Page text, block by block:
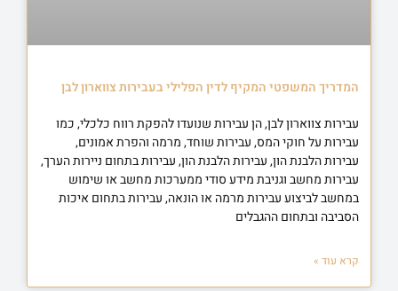
המדריך המשפטי המקיף לדין הפלילי בעבירות צווארון לבן
עבירות צווארון לבן, הן עבירות שנועדו להפקת רווח כלכלי, כמו
עבירות על חוקי המס, עבירות שוחד, מרמה והפרת אמונים,
עבירות הלבנת הון, עבירות הלבנת הון, עבירות בתחום ניירות הערך,
עבירות מחשב וגניבת מידע סודי ממערכות מחשב או שימוש
במחשב לביצוע עבירות מרמה או הונאה, עבירות בתחום איכות
הסביבה ובתחום ההגבלים
קרא עוד »